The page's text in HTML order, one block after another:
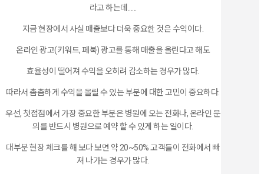
라고 하는데......
지금 현장에서 사실 매출보다 더욱 중요한 것은 수익이다.
온라인 광고(키워드, 페북) 광고를 통해 매출을 올린다고 해도
효율성이 떨어져 수익을 오히려 감소하는 경우가 많다.
따라서 촘촘하게 수익을 올릴 수 있는 부분에 대한 고민이 중요하다.
우선, 첫접점에서 가장 중요한 부분은 병원에 오는 전화나, 온라인 문
의를 반드시 병원으로 예약 할 수 있게 하는 일이다.
대부분 현장 체크를 해 보다 보면 약 20~50% 고객들이 전화에서 빠
져 나가는 경우가 많다.